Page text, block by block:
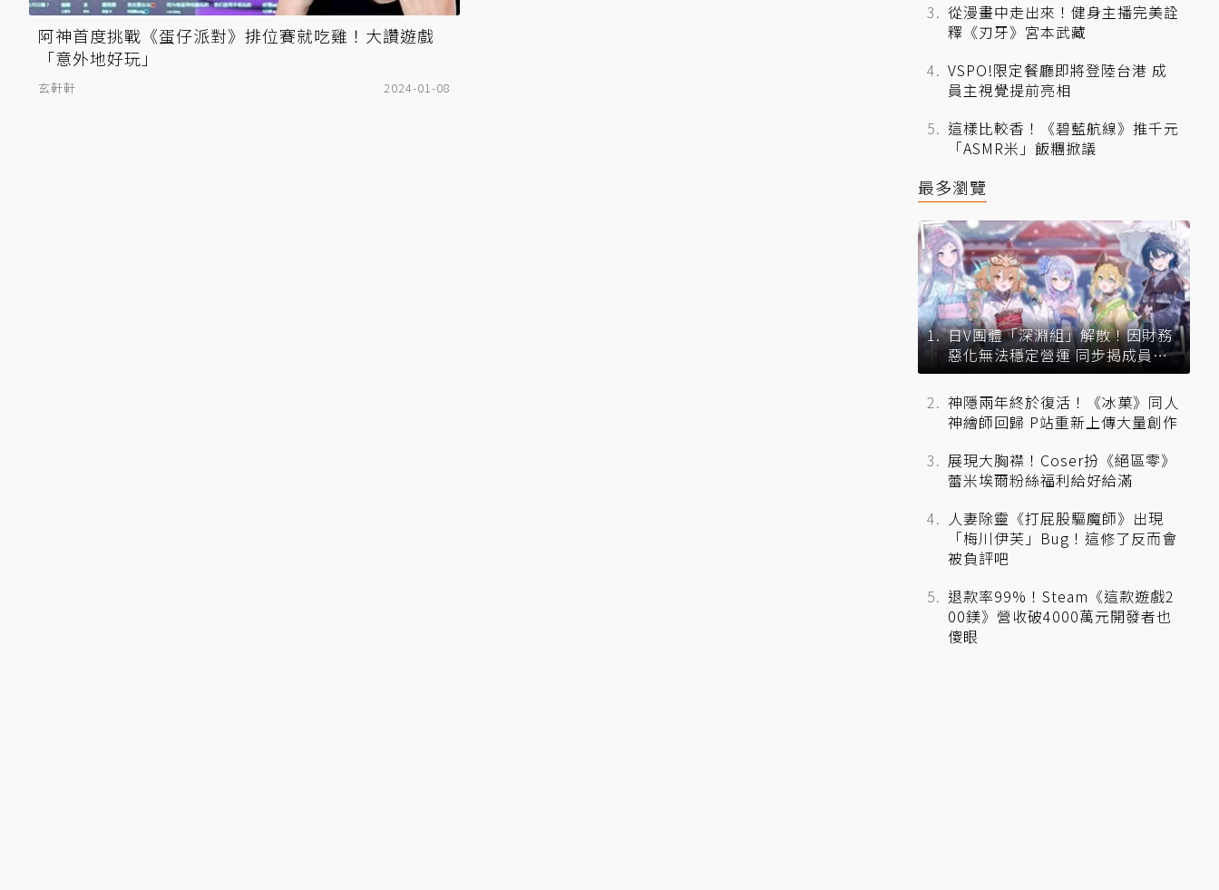
阿神首度挑戰《蛋仔派對》排位賽就吃雞！大讚遊戲
「意外地好玩」
玄軒軒 2024-01-08
從漫畫中走出來！健身主播完美詮
釋《刃牙》宮本武藏
VSPO!限定餐廳即將登陸台港 成
員主視覺提前亮相
這樣比較香！《碧藍航線》推千元
「ASMR米」飯糰掀議
最多瀏覽
日V團體「深淵組」解散！因財務
惡化無法穩定營運 同步揭成員未
來去向
神隱兩年終於復活！《冰菓》同人
神繪師回歸 P站重新上傳大量創作
展現大胸襟！Coser扮《絕區零》
蕾米埃爾粉絲福利給好給滿
人妻除靈《打屁股驅魔師》出現
「梅川伊芙」Bug！這修了反而會
被負評吧
退款率99%！Steam《這款遊戲2
00鎂》營收破4000萬元開發者也
傻眼